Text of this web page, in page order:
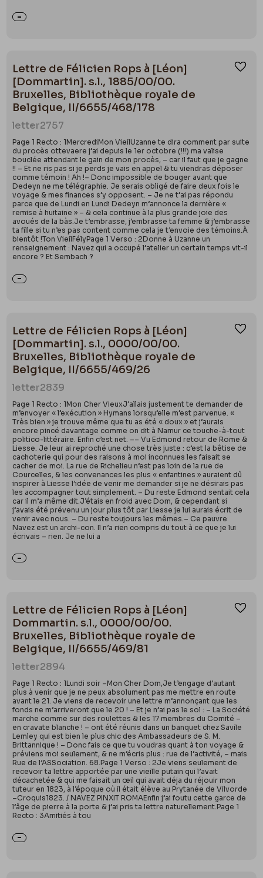
Lettre de Félicien Rops à [Léon]
[Dommartin]. s.l., 1885/00/00.
Bruxelles, Bibliothèque royale de
Belgique, II/6655/468/178
letter2757
Page 1 Recto : 1MercrediMon VieilUzanne te dira comment par suite
du procès ottevaere j’ai depuis le 1er octobre (!!!) ma valise
bouclée attendant le gain de mon procès, – car il faut que je gagne
!! – Et ne ris pas si je perds je vais en appel & tu viendras déposer
comme témoin ! Ah !– Donc impossible de bouger avant que
Dedeyn ne me télégraphie. Je serais obligé de faire deux fois le
voyage & mes finances s’y opposent. – Je ne t’ai pas répondu
parce que de Lundi en Lundi Dedeyn m’annonce la dernière «
remise à huitaine » – & cela continue à la plus grande joie des
avoués de la bàs.Je t’embrasse, j’embrasse ta femme & j’embrasse
ta fille si tu n’es pas content comme cela je t’envoie des témoins.À
bientôt !Ton VieilFélyPage 1 Verso : 2Donne à Uzanne un
renseignement : Navez qui a occupé l’atelier un certain temps vit-il
encore ? Et Sembach ?
Lettre de Félicien Rops à [Léon]
[Dommartin]. s.l., 0000/00/00.
Bruxelles, Bibliothèque royale de
Belgique, II/6655/469/26
letter2839
Page 1 Recto : 1Mon Cher VieuxJ’allais justement te demander de
m’envoyer « l’exécution » Hymans lorsqu’elle m’est parvenue. «
Très bien » je trouve même que tu as été « doux » et j’aurais
encore pincé davantage comme on dit à Namur ce touche-à-tout
politico-littéraire. Enfin c’est net. –– Vu Edmond retour de Rome &
Liesse. Je leur ai reproché une chose très juste : c’est la bêtise de
cachoterie qui pour des raisons à moi inconnues les faisait se
cacher de moi. La rue de Richelieu n’est pas loin de la rue de
Courcelles, & les convenances les plus « enfantines » auraient dû
inspirer à Liesse l’idée de venir me demander si je ne désirais pas
les accompagner tout simplement. – Du reste Edmond sentait cela
car il m’a même dit.J’étais en froid avec Dom, & cependant si
j’avais été prévenu un jour plus tôt par Liesse je lui aurais écrit de
venir avec nous. – Du reste toujours les mêmes.– Ce pauvre
Navez est un archi-con. Il n’a rien compris du tout à ce que je lui
écrivais – rien. Je ne lui a
Lettre de Félicien Rops à [Léon]
Dommartin. s.l., 0000/00/00.
Bruxelles, Bibliothèque royale de
Belgique, II/6655/469/81
letter2894
Page 1 Recto : 1Lundi soir –Mon Cher Dom,Je t’engage d’autant
plus à venir que je ne peux absolument pas me mettre en route
avant le 21. Je viens de recevoir une lettre m’annonçant que les
fonds ne m’arriveront que le 20 ! – Et je n’ai pas le sol : – La Société
marche comme sur des roulettes & les 17 membres du Comité –
en cravate blanche ! – ont été réunis dans un banquet chez Savile
Lemley qui est bien le plus chic des Ambassadeurs de S. M.
Brittannique ! – Donc fais ce que tu voudras quant à ton voyage &
préviens moi seulement, & ne m’écris plus : rue de l’activité, – mais
Rue de l’ASSociation. 68.Page 1 Verso : 2Je viens seulement de
recevoir ta lettre apportée par une vieille putain qui l’avait
décachetée & qui me faisait un œil qui avait déja du réjouir mon
tuteur en 1823, à l’époque où il était élève au Prytanée de Vilvorde
–Croquis1823. / NAVEZ PINXIT ROMAEnfin j’ai foutu cette garce de
l’âge de pierre à la porte & j’ai pris ta lettre naturellement.Page 1
Recto : 3Amitiés à tou